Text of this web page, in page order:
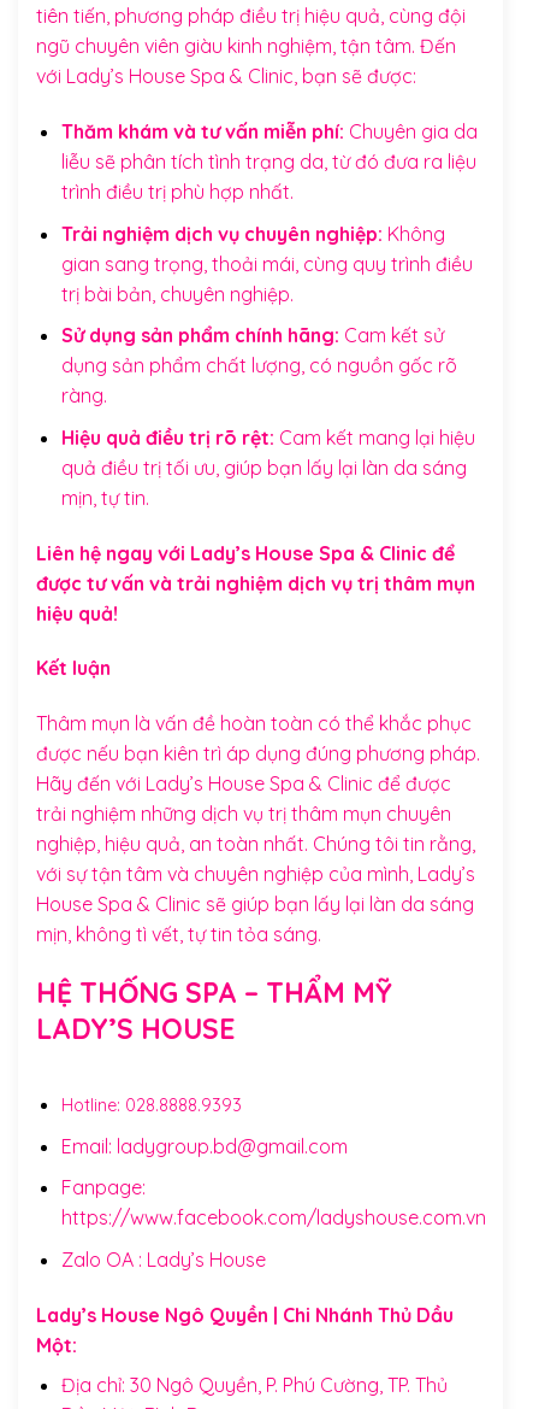
tiên tiến, phương pháp điều trị hiệu quả, cùng đội
ngũ chuyên viên giàu kinh nghiệm, tận tâm. Đến
với Lady’s House Spa & Clinic, bạn sẽ được:
Thăm khám và tư vấn miễn phí: Chuyên gia da
liễu sẽ phân tích tình trạng da, từ đó đưa ra liệu
trình điều trị phù hợp nhất.
Trải nghiệm dịch vụ chuyên nghiệp: Không
gian sang trọng, thoải mái, cùng quy trình điều
trị bài bản, chuyên nghiệp.
Sử dụng sản phẩm chính hãng: Cam kết sử
dụng sản phẩm chất lượng, có nguồn gốc rõ
ràng.
Hiệu quả điều trị rõ rệt: Cam kết mang lại hiệu
quả điều trị tối ưu, giúp bạn lấy lại làn da sáng
mịn, tự tin.
Liên hệ ngay với Lady’s House Spa & Clinic để
được tư vấn và trải nghiệm dịch vụ trị thâm mụn
hiệu quả!
Kết luận
Thâm mụn là vấn đề hoàn toàn có thể khắc phục
được nếu bạn kiên trì áp dụng đúng phương pháp.
Hãy đến với Lady’s House Spa & Clinic để được
trải nghiệm những dịch vụ trị thâm mụn chuyên
nghiệp, hiệu quả, an toàn nhất. Chúng tôi tin rằng,
với sự tận tâm và chuyên nghiệp của mình, Lady’s
House Spa & Clinic sẽ giúp bạn lấy lại làn da sáng
mịn, không tì vết, tự tin tỏa sáng.
HỆ THỐNG SPA – THẨM MỸ
LADY’S HOUSE
Hotline: 028.8888.9393
Email: ladygroup.bd@gmail.com
Fanpage:
https://www.facebook.com/ladyshouse.com.vn
Zalo OA : Lady’s House
Lady’s House Ngô Quyền | Chi Nhánh Thủ Dầu
Một:
Địa chỉ: 30 Ngô Quyền, P. Phú Cường, TP. Thủ